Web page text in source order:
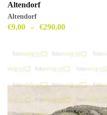
Altendorf
Altendorf
€9,00 – €290,00